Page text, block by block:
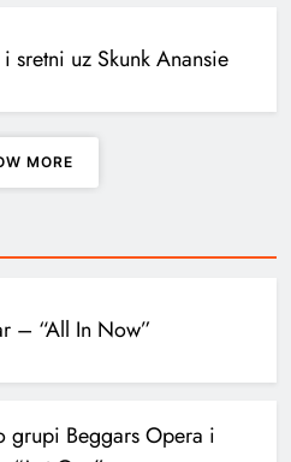
sretni uz Skunk Anansie
MORE
– “All In Now”
grupi Beggars Opera i